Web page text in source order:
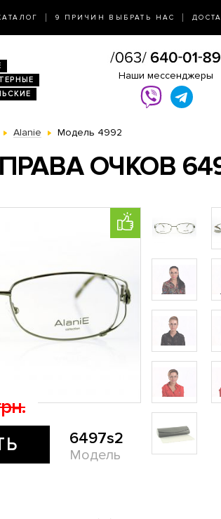
9 ПРИЧИН ВЫБРАТЬ НАС
Наши мессенджеры
Alanie Модель 4992
ОЧКОВ
6497s2
Модель